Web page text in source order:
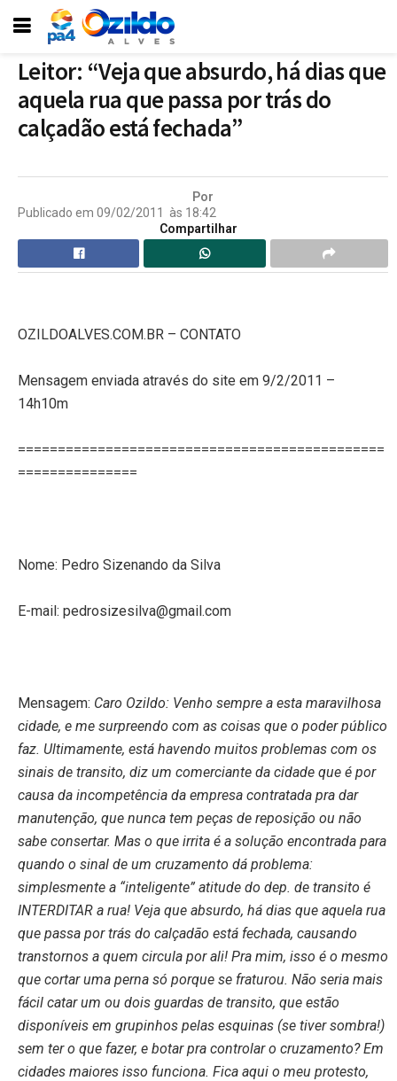
Leitor: “Veja que absurdo, há dias que
aquela rua que passa por trás do
calçadão está fechada”
Por
Publicado em 09/02/2011 às 18:42
Compartilhar
OZILDOALVES.COM.BR – CONTATO
Mensagem enviada através do site em 9/2/2011 –
14h10m
==============================================
===============
Nome: Pedro Sizenando da Silva
E-mail: pedrosizesilva@gmail.com
Mensagem: Caro Ozildo: Venho sempre a esta maravilhosa
cidade, e me surpreendo com as coisas que o poder público
faz. Ultimamente, está havendo muitos problemas com os
sinais de transito, diz um comerciante da cidade que é por
causa da incompetência da empresa contratada pra dar
manutenção, que nunca tem peças de reposição ou não
sabe consertar. Mas o que irrita é a solução encontrada para
quando o sinal de um cruzamento dá problema:
simplesmente a “inteligente” atitude do dep. de transito é
INTERDITAR a rua! Veja que absurdo, há dias que aquela rua
que passa por trás do calçadão está fechada, causando
transtornos a quem circula por ali! Pra mim, isso é o mesmo
que cortar uma perna só porque se fraturou. Não seria mais
fácil catar um ou dois guardas de transito, que estão
disponíveis em grupinhos pelas esquinas (se tiver sombra!)
sem ter o que fazer, e botar pra controlar o cruzamento? Em
cidades maiores isso funciona. Fica aqui o meu protesto,